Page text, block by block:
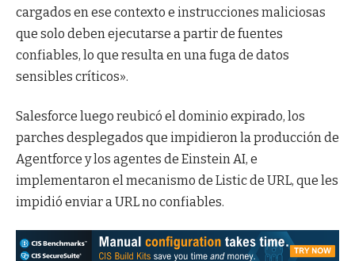
cargados en ese contexto e instrucciones maliciosas
que solo deben ejecutarse a partir de fuentes
confiables, lo que resulta en una fuga de datos
sensibles críticos».
Salesforce luego reubicó el dominio expirado, los
parches desplegados que impidieron la producción de
Agentforce y los agentes de Einstein AI, e
implementaron el mecanismo de Listic de URL, que les
impidió enviar a URL no confiables.